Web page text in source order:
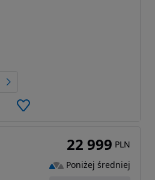
22 999 PLN
Poniżej średniej